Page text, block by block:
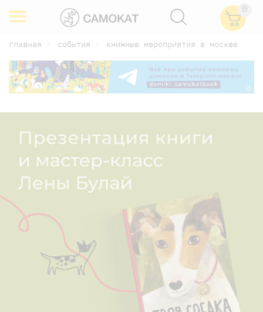
0
главная события книжные мероприятия в москве